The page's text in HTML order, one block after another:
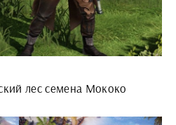
лес семена Мококо